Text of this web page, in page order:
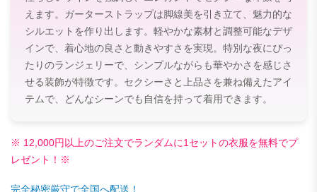
えます。ガーターストラップは脚線美を引き立て、魅力的な
シルエットを作り出します。軽やかな素材と調整可能なデザ
インで、着心地の良さと動きやすさを実現。特別な夜にぴっ
たりのランジェリーで、シンプルながらも華やかさを感じさ
せる装飾が特徴です。セクシーさと上品さを兼ね備えたアイ
テムで、どんなシーンでも自信を持って着用できます。
※ 12,000円以上のご注文でランダムに1セットの衣服を無料でプ
レゼント！※
完全秘密厳守で全国へ配送！